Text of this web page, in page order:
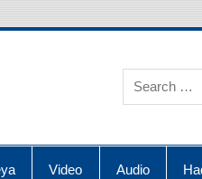
Video Audio